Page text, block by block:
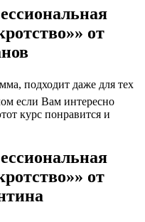
от
подходит даже для тех
если Вам интересно
курс понравится и
от